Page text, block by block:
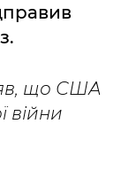
що США
війни